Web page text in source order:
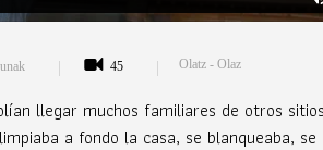
45 Olatz - Olaz
llegar muchos familiares de otros
a fondo la casa, se blanqueaba,